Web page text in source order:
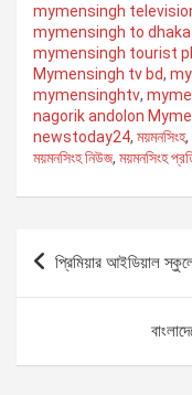
mymensingh
mymensingh to
mymensingh tourist
Mymensingh tv bd,
mymensinghtv,
nagorik andolon
newstoday24, ময়মনসিংহ,
ময়মনসিংহ নিউজ, ময়মনসিংহ
প্রিমিয়ার আইডিয়াল